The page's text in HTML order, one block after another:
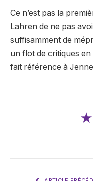
Ce n’est pas la
Lahren de ne pas
suffisamment de
un flot de critiques
fait référence à